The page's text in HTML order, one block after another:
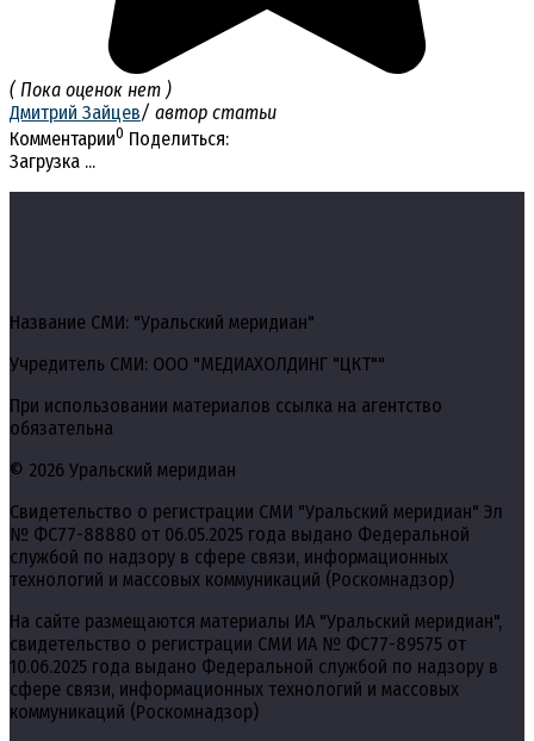
( Пока оценок нет )
Дмитрий Зайцев/ автор статьи
Комментарии0 Поделиться:
Загрузка ...
Название СМИ: "Уральский меридиан"
Учредитель СМИ: ООО "МЕДИАХОЛДИНГ "ЦКТ""
При использовании материалов ссылка на агентство
обязательна
© 2026 Уральский меридиан
Свидетельство о регистрации СМИ "Уральский меридиан" Эл
№ ФС77-88880 от 06.05.2025 года выдано Федеральной
службой по надзору в сфере связи, информационных
технологий и массовых коммуникаций (Роскомнадзор)
На сайте размещаются материалы ИА "Уральский меридиан",
свидетельство о регистрации СМИ ИА № ФС77-89575 от
10.06.2025 года выдано Федеральной службой по надзору в
сфере связи, информационных технологий и массовых
коммуникаций (Роскомнадзор)